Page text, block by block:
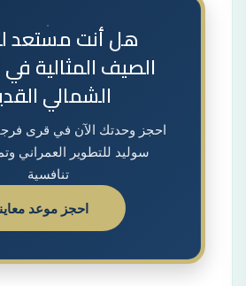
هل أنت مستعد
الصيف المثالية
الشمالي
احجز وحدتك الآن في قرى
سوليد للتطوير العمراني
تنافسية
احجز موعد